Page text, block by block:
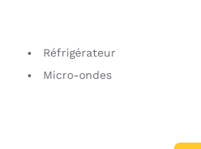
Réfrigérateur
Micro-ondes